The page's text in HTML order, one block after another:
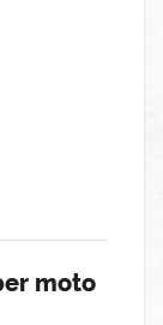
moto